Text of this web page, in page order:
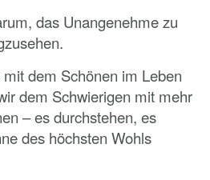
das Unangenehme zu
dem Schönen im Leben
dem Schwierigen mit mehr
– es durchstehen, es
des höchsten Wohls